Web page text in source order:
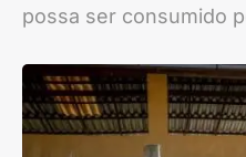
possa ser consumido